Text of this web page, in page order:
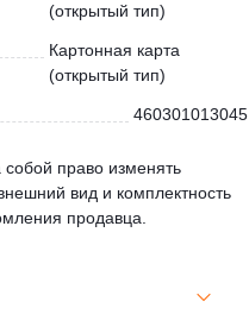
(открытый тип)
Картонная карта
(открытый тип)
собой право изменять
вид и комплектность
продавца.